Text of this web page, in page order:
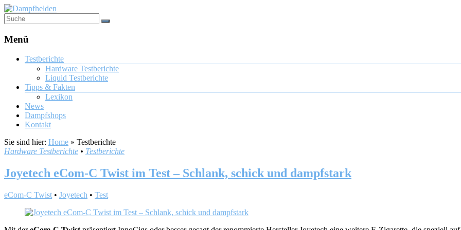
Menü
Testberichte
Hardware Testberichte
Liquid Testberichte
Tipps & Fakten
Lexikon
News
Dampfshops
Kontakt
Sie sind hier: Home » Testberichte
Hardware Testberichte • Testberichte
Joyetech eCom-C Twist im Test – Schlank, schick und dampfstark
eCom-C Twist • Joyetech • Test